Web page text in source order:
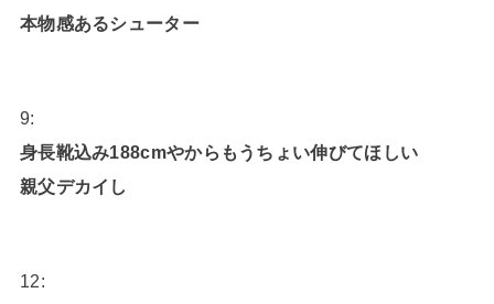
本物感あるシューター
9:
身長靴込み188cmやからもうちょい伸びてほしい
親父デカイし
12: